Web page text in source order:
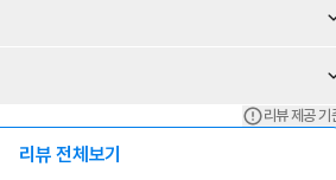
리뷰 제공 기
리뷰 전체보기